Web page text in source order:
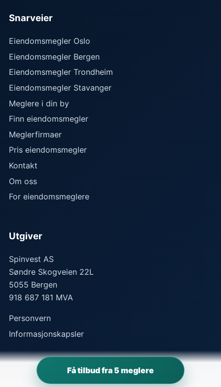
Få tilbud fra 5 meglere
Snarveier
Eiendomsmegler Oslo
Eiendomsmegler Bergen
Eiendomsmegler Trondheim
Eiendomsmegler Stavanger
Meglere i din by
Finn eiendomsmegler
Meglerfirmaer
Pris eiendomsmegler
Kontakt
Om oss
For eiendomsmeglere
Utgiver
Spinvest AS
Søndre Skogveien 22L
5055 Bergen
918 687 181 MVA
Personvern
Informasjonskapsler